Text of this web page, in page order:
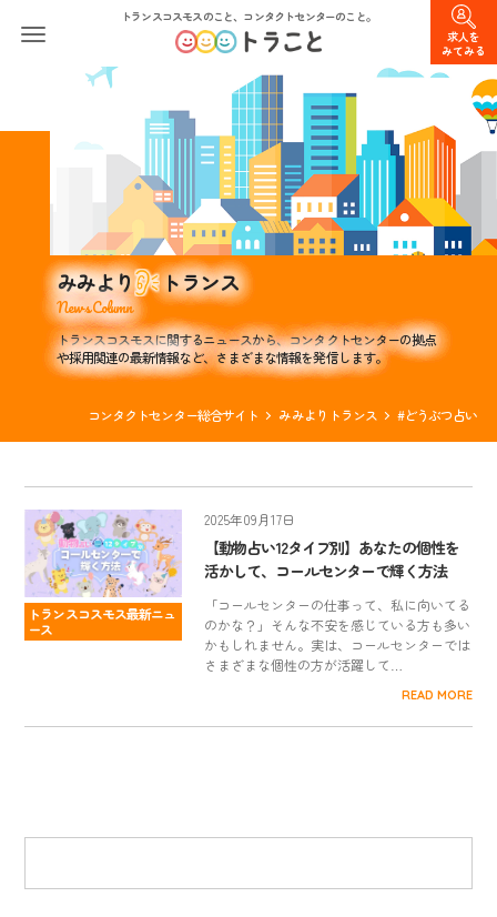
トランスコスモスのこと、コンタクトセンターのこと。
求人を
みてみる
みみより トランス
News Column
トランスコスモスに関するニュースから、コンタクトセンターの拠点
や採用関連の最新情報など、さまざまな情報を発信します。
コンタクトセンター総合サイト みみよりトランス #どうぶつ占い
トランスコスモス最新ニュ
ース
2025年09月17日
【動物占い12タイプ別】あなたの個性を
活かして、コールセンターで輝く方法
「コールセンターの仕事って、私に向いてる
のかな？」そんな不安を感じている方も多い
かもしれません。実は、コールセンターでは
さまざまな個性の方が活躍して…
READ MORE